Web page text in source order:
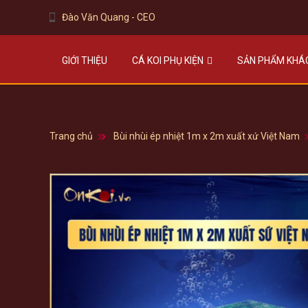
Đào Văn Quang - CEO
GIỚI THIỆU CÁ KOI PHỤ KIỆN SẢN PHẨM
Trang chủ Bùi nhùi ép nhiệt 1m x 2m xuất xứ Việt Nam